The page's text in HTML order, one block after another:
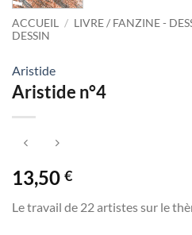
ACCUEIL / LIVRE / FANZINE -
DESSIN
Aristide
Aristide n°4
13,50 €
Le travail de 22 artistes sur le